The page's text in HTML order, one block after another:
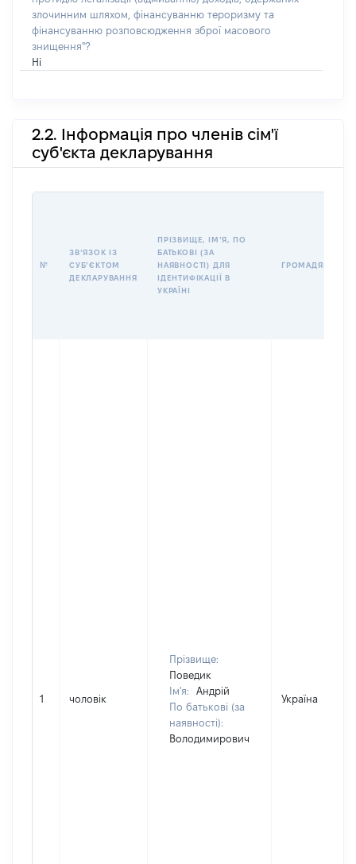
злочинним шляхом, фінансуванню тероризму та
фінансуванню розповсюдження зброї масового
знищення"?
Ні
2.2. Інформація про членів сім'ї
суб'єкта декларування
№
ЗВʼЯЗОК ІЗ
СУБʼЄКТОМ
ДЕКЛАРУВАННЯ
ПРІЗВИЩЕ, ІМʼЯ, ПО
БАТЬКОВІ (ЗА
НАЯВНОСТІ) ДЛЯ
ІДЕНТИФІКАЦІЇ В
УКРАЇНІ
ГРОМАДЯНСТВО
1 чоловік
Прізвище:
Поведик
Ім'я:
Андрій
По батькові (за
наявності):
Володимирович
Україна